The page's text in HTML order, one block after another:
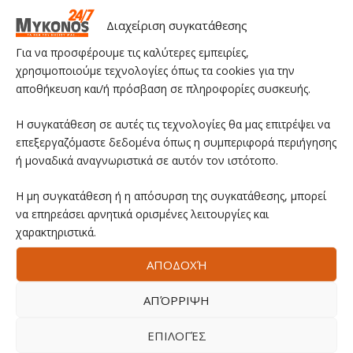
Διαχείριση συγκατάθεσης
Για να προσφέρουμε τις καλύτερες εμπειρίες,
χρησιμοποιούμε τεχνολογίες όπως τα cookies για την
αποθήκευση και/ή πρόσβαση σε πληροφορίες συσκευής.
Η συγκατάθεση σε αυτές τις τεχνολογίες θα μας επιτρέψει να
επεξεργαζόμαστε δεδομένα όπως η συμπεριφορά περιήγησης
ή μοναδικά αναγνωριστικά σε αυτόν τον ιστότοπο.
Η μη συγκατάθεση ή η απόσυρση της συγκατάθεσης, μπορεί
να επηρεάσει αρνητικά ορισμένες λειτουργίες και
χαρακτηριστικά.
ΑΠΟΔΟΧΉ
ΑΠΌΡΡΙΨΗ
ΕΠΙΛΟΓΈΣ